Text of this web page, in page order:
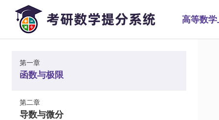
高等数学
第一章
函数与极限
第二章
导数与微分